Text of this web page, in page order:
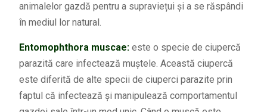
animalelor gazdă pentru a supraviețui și a se răspândi
în mediul lor natural.
Entomophthora muscae: este o specie de ciupercă
parazită care infectează muștele. Această ciupercă
este diferită de alte specii de ciuperci parazite prin
faptul că infectează și manipulează comportamentul